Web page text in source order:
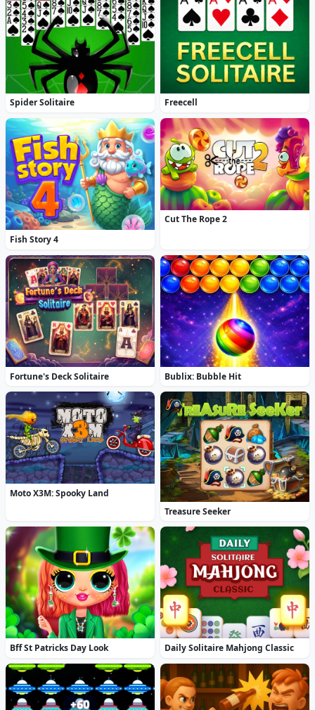
Spider Solitaire Freecell
Fish Story 4
Cut The Rope 2
Fortune's Deck Solitaire Bublix: Bubble Hit
Moto X3M: Spooky Land
Treasure Seeker
Bff St Patricks Day Look Daily Solitaire Mahjong Classic